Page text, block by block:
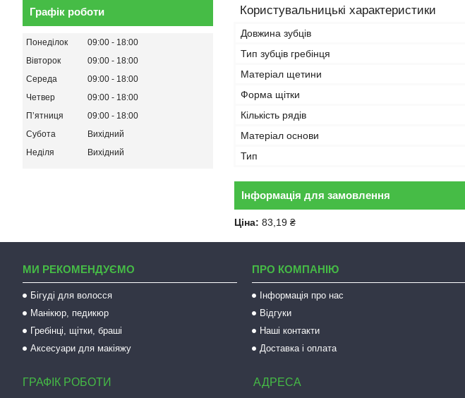
Користувальницькі характеристики
Довжина зубців
Тип зубців гребінця
Матеріал щетини
Форма щітки
Кількість рядів
Матеріал основи
Тип
Інформація для замовлення
Ціна: 83,19 ₴
Графік роботи
Понеділок 09:00
18:00
Вівторок
09:00
18:00
Середа
09:00
18:00
Четвер
09:00
18:00
Пʼятниця
09:00
18:00
Субота
Вихідний
Неділя
Вихідний
МИ РЕКОМЕНДУЄМО
Бігуді для волосся
Манікюр, педикюр
Гребінці, щітки, браші
Аксесуари для макіяжу
ПРО КОМПАНІЮ
Інформація про нас
Відгуки
Наші контакти
Доставка і оплата
ГРАФІК РОБОТИ